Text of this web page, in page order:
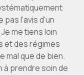
pas l'avis d'un
me tiens loin
et des régimes
mal que de bien.
à prendre soin de